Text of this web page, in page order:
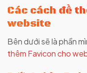
Các cách để
website
Bên dưới sẽ là phần
thêm Favicon cho